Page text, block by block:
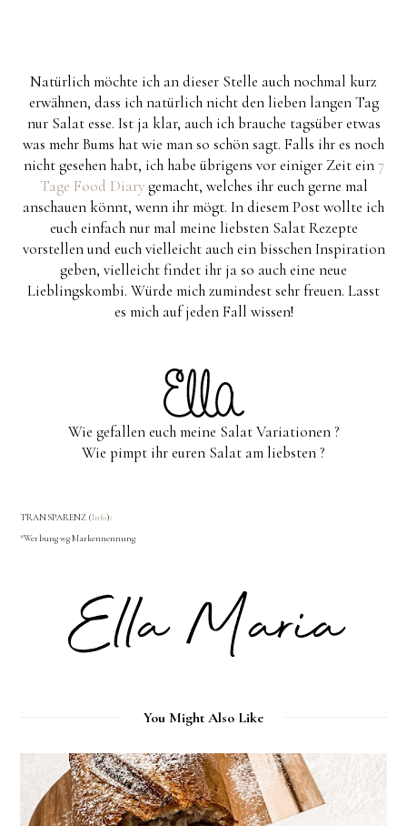
Natürlich möchte ich an dieser Stelle auch nochmal kurz
erwähnen, dass ich natürlich nicht den lieben langen Tag
nur Salat esse. Ist ja klar, auch ich brauche tagsüber etwas
was mehr Bums hat wie man so schön sagt. Falls ihr es noch
nicht gesehen habt, ich habe übrigens vor einiger Zeit ein7
Tage Food Diarygemacht, welches ihr euch gerne mal
anschauen könnt, wenn ihr mögt. In diesem Post wollte ich
euch einfach nur mal meine liebsten Salat Rezepte
vorstellen und euch vielleicht auch ein bisschen Inspiration
geben, vielleicht findet ihr ja so auch eine neue
Lieblingskombi. Würde mich zumindest sehr freuen. Lasst
es mich auf jeden Fall wissen!
Wie gefallen euch meine Salat Variationen ?
Wie pimpt ihr euren Salat am liebsten ?
TRANSPARENZ (Info):
*Werbung wg Markennennung
You Might Also Like